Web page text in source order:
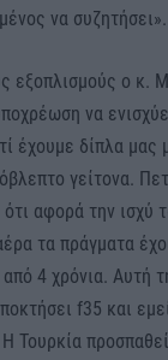
να συζητήσει».
εξοπλισμούς ο κ.
να
έχουμε δίπλα μας
γείτονα.
ότι αφορά την ισχύ
τα πράγματα
4 χρόνια. Αυτή
f35 και
Τουρκία